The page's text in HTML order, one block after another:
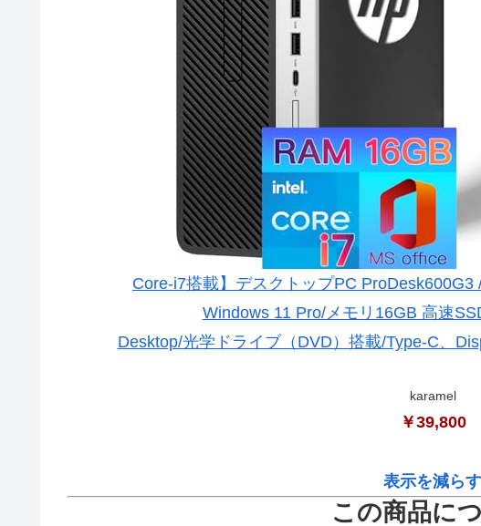
Core-i7搭載】デスクトップPC
Windows 11 Pro/メモリ16GB 高速
Desktop/光学ドライブ（DVD）搭載/Type-C、
karamel
￥39,800
表示を減らす
この商品に